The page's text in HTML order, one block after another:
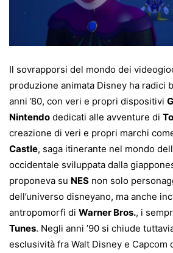
Il sovrapporsi del mondo dei
produzione animata Disney ha radici
anni ’80, con veri e propri dispositivi
Nintendo dedicati alle avventure di
creazione di veri e propri marchi
Castle, saga itinerante nel mondo
occidentale sviluppata dalla
proponeva su NES non solo
dell’universo disneyano, ma anche
antropomorfi di Warner Bros., i
Tunes. Negli anni ’90 si chiude
esclusività fra Walt Disney e Capcom